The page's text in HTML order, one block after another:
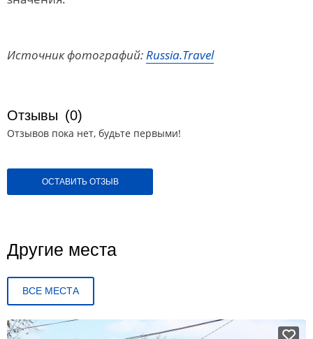
Источник фотографий:Russia.Travel
Отзывы (0)
Отзывов пока нет, будьте первыми!
ОСТАВИТЬ ОТЗЫВ
Другие места
ВСЕ МЕСТА